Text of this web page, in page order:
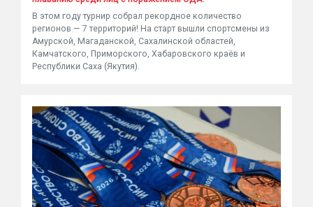
В этом году турнир собрал рекордное количество
регионов — 7 территорий! На старт вышли спортсмены из
Амурской, Магаданской, Сахалинской областей,
Камчатского, Приморского, Хабаровского краёв и
Республики Саха (Якутия).